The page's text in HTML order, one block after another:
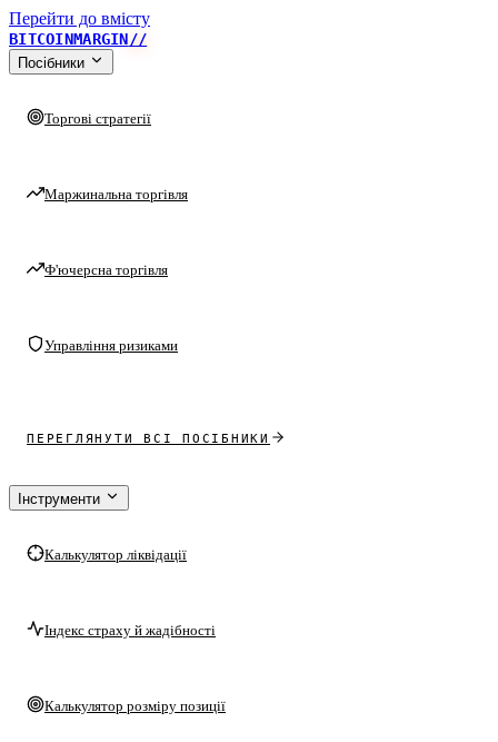
Перейти до вмісту
BITCOINMARGIN//
Посібники
Торгові стратегії
Маржинальна торгівля
Ф'ючерсна торгівля
Управління ризиками
ПЕРЕГЛЯНУТИ ВСІ ПОСІБНИКИ
Інструменти
Калькулятор ліквідації
Індекс страху й жадібності
Калькулятор розміру позиції